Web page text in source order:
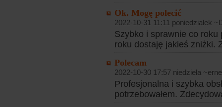
Ok. Mogę polecić
2022-10-31 11:11 poniedziałek
Szybko i sprawnie co roku
roku dostaję jakieś zniżki.
Polecam
2022-10-30 17:57 niedziela
Profesjonalna i szybka
potrzebowałem.